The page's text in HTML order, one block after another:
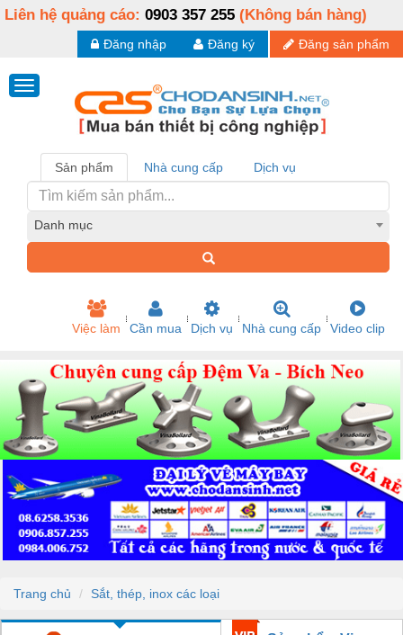
Liên hệ quảng cáo: 0903 357 255 (Không bán hàng)
Đăng sản phẩm
Đăng ký
Đăng nhập
Sản phẩm Nhà cung cấp Dịch vụ
Danh mục
Việc làm Cần mua Dịch vụ Nhà cung cấp Video clip
Trang chủ Sắt, thép, inox các loại